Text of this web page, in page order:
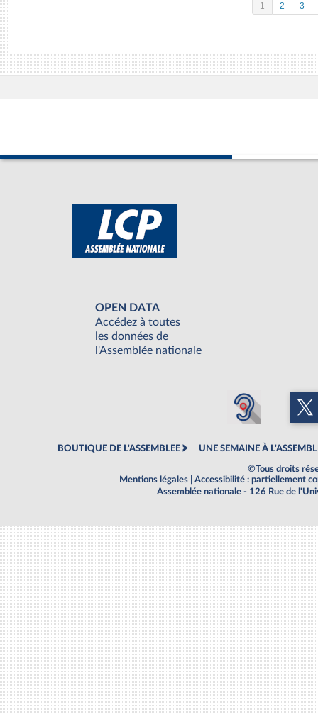
1 2 3
OPEN DATA
Accédez à toutes
les données de
l'Assemblée nationale
BOUTIQUE DE L'ASSEMBLEE UNE SEMAINE À
©Tous droits
Mentions légales
Accessibilité : partiellement
Assemblée nationale - 126 Rue de